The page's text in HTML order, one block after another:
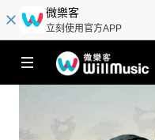
微樂客
立刻使用官方APP